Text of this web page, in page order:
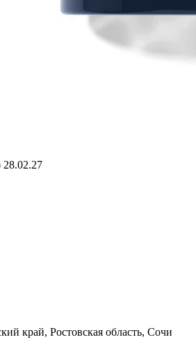
28.02.27
край, Ростовская область, Сочи